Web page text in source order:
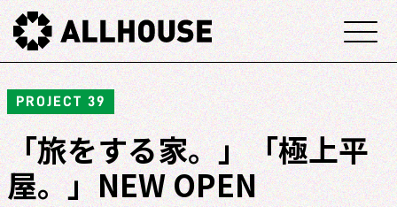
PROJECT 39
「旅をする家。」「極上平
屋。」NEW OPEN